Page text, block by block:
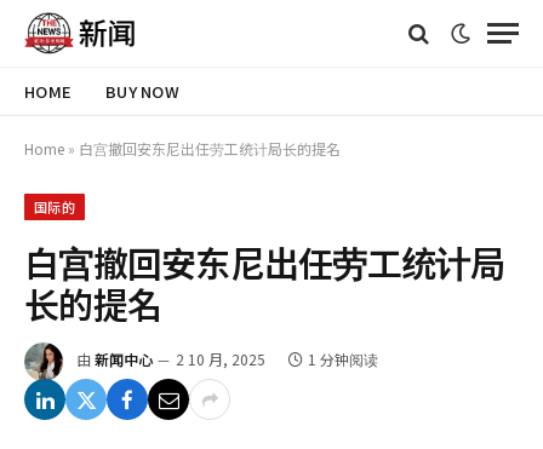
HOME BUY NOW
Home » 白宫撤回安东尼出任劳工统计局长的提名
国际的
白宫撤回安东尼出任劳工统计局
长的提名
由 新闻中心 2 10 月, 2025 1 分钟阅读